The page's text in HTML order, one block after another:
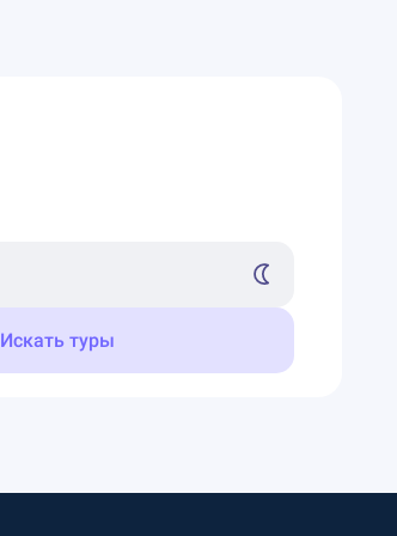
Искать туры